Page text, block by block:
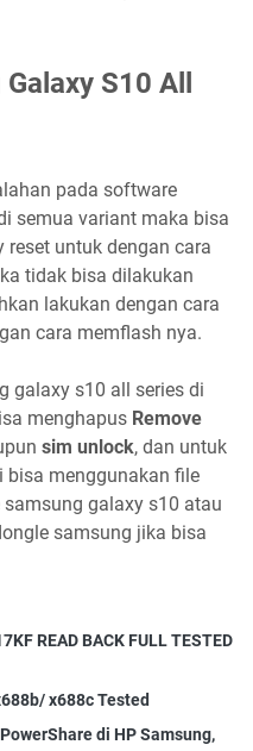
S10 All
pada software
semua variant maka bisa
untuk dengan cara
tidak bisa dilakukan
lakukan dengan cara
cara memflash nya.
galaxy s10 all series di
menghapus Remove
sim unlock, dan untuk
bisa menggunakan file
galaxy s10 atau
samsung jika bisa
READ BACK FULL TESTED
x688c Tested
di HP Samsung,